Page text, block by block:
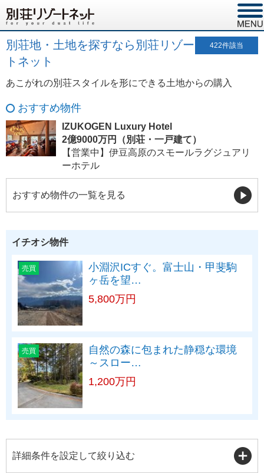
別荘地・土地を探すなら別荘リゾー
トネット
422件該当
あこがれの別荘スタイルを形にできる土地からの購入
おすすめ物件
IZUKOGEN Luxury Hotel
2億9000万円（別荘・一戸建て）
【営業中】伊豆高原のスモールラグジュアリ
ーホテル
おすすめ物件の一覧を見る
イチオシ物件
売買
小淵沢ICすぐ。富士山・甲斐駒
ヶ岳を望…
5,800万円
売買
自然の森に包まれた静穏な環境
～スロー…
1,200万円
詳細条件を設定して絞り込む